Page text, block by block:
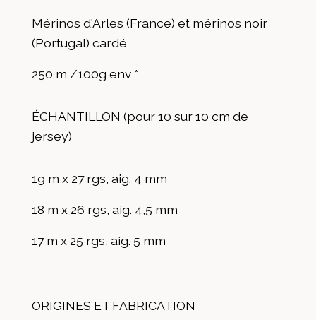
Mérinos d'Arles (France) et mérinos noir
(Portugal) cardé
250 m /100g env *
ÉCHANTILLON (pour 10 sur 10 cm de
jersey)
19 m x 27 rgs, aig. 4 mm
18 m x 26 rgs, aig. 4,5 mm
17 m x 25 rgs, aig. 5 mm
ORIGINES ET FABRICATION